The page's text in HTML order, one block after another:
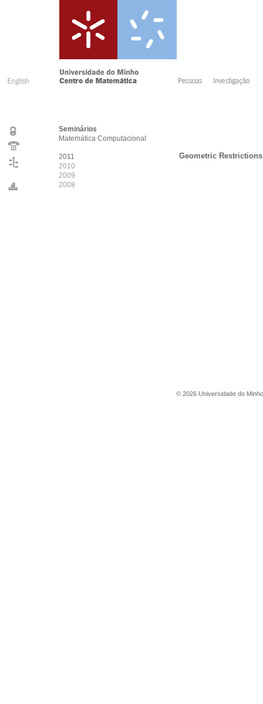
Seminários
Matemática Computacional
2011
2010
2009
2008
Geometric
© 2026 Universidade do Minho